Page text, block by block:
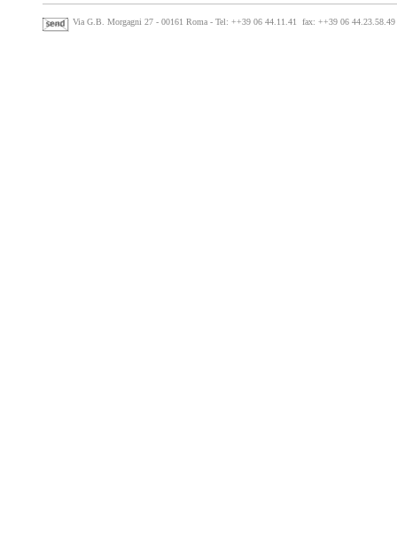
Via G.B. Morgagni 27 - 00161 Roma - Tel: ++39 06 44.11.41 fax: ++39 06 44.23.58.49